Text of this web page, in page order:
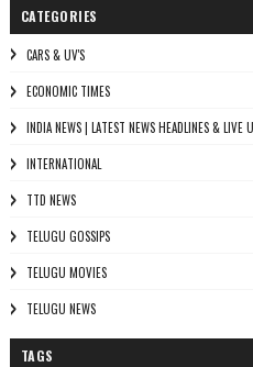
CATEGORIES
CARS & UV'S
ECONOMIC TIMES
INDIA NEWS | LATEST NEWS HEADLINES & LIVE
INTERNATIONAL
TTD NEWS
TELUGU GOSSIPS
TELUGU MOVIES
TELUGU NEWS
TAGS